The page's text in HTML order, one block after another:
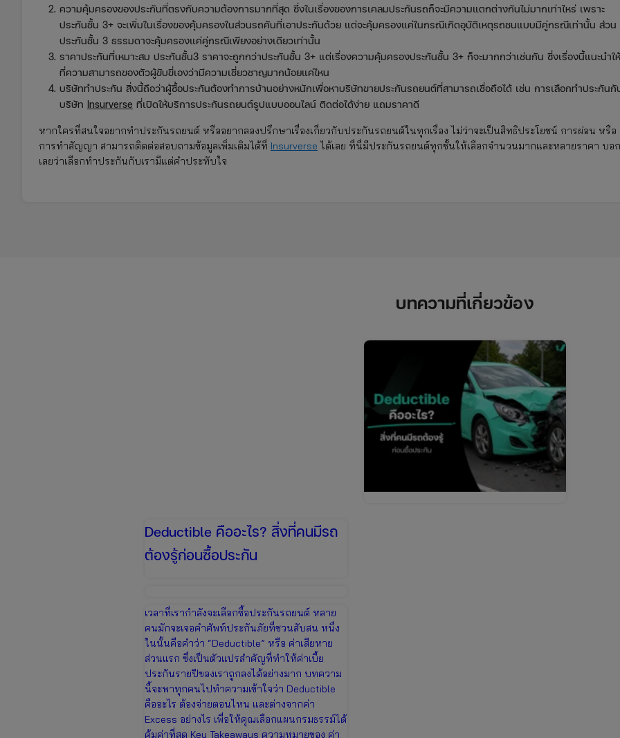
ความคุ้มครองของประกันที่ตรงกับความต้องการมากที่สุด ซึ่งในเรื่องของการเคลมประกันรถก็จะมีความแตกต่างกันไม่มากเท่าไหร่ เพราะ
ประกันชั้น 3+ จะเพิ่มในเรื่องของคุ้มครองในส่วนรถคันที่เอาประกันด้วย แต่จะคุ้มครองแค่ในกรณีเกิดอุบัติเหตุรถชนแบบมีคู่กรณีเท่านั้น ส่วน
ประกันชั้น 3 ธรรมดาจะคุ้มครองแค่คู่กรณีเพียงอย่างเดียวเท่านั้น
ราคาประกันที่เหมาะสม ประกันชั้น3 ราคาจะถูกกว่าประกันชั้น 3+ แต่เรื่องความคุ้มครองประกันชั้น 3+ ก็จะมากกว่าเช่นกัน ซึ่งเรื่องนี้แนะนำใ
ที่ความสามารถของตัวผู้ขับขี่เองว่ามีความเชี่ยวชาญมากน้อยแค่ไหน
บริษัททำประกัน สิ่งนี้ถือว่าผู้ซื้อประกันต้องทำการบ้านอย่างหนักเพื่อหาบริษัทขายประกันรถยนต์ที่สามารถเชื่อถือได้ เช่น การเลือกทำประกันกั
บริษัท Insurverse ที่เปิดให้บริการประกันรถยนต์รูปแบบออนไลน์ ติดต่อได้ง่าย แถมราคาดี
หากใครที่สนใจอยากทำประกันรถยนต์ หรืออยากลองปรึกษาเรื่องเกี่ยวกับประกันรถยนต์ในทุกเรื่อง ไม่ว่าจะเป็นสิทธิประโยชน์ การผ่อน หรือ
การทำสัญญา สามารถติดต่อสอบถามข้อมูลเพิ่มเติมได้ที่ Insurverse ได้เลย ที่นี่มีประกันรถยนต์ทุกชั้นให้เลือกจำนวนมากและหลายราคา บอก
เลยว่าเลือกทำประกันกับเรามีแต่คำประทับใจ
บทความที่เกี่ยวข้อง
Deductible คืออะไร? สิ่งที่คนมีรถ
ต้องรู้ก่อนซื้อประกัน
เวลาที่เรากำลังจะเลือกซื้อประกันรถยนต์ หลาย
คนมักจะเจอคำศัพท์ประกันภัยที่ชวนสับสน หนึ่ง
ในนั้นคือคำว่า “Deductible” หรือ ค่าเสียหาย
ส่วนแรก ซึ่งเป็นตัวแปรสำคัญที่ทำให้ค่าเบี้ย
ประกันรายปีของเราถูกลงได้อย่างมาก บทความ
นี้จะพาทุกคนไปทำความเข้าใจว่า Deductible
คืออะไร ต้องจ่ายตอนไหน และต่างจากค่า
Excess อย่างไร เพื่อให้คุณเลือกแผนกรมธรรม์ได้
คุ้มค่าที่สุด Key Takeaways ความหมายของ ค่า